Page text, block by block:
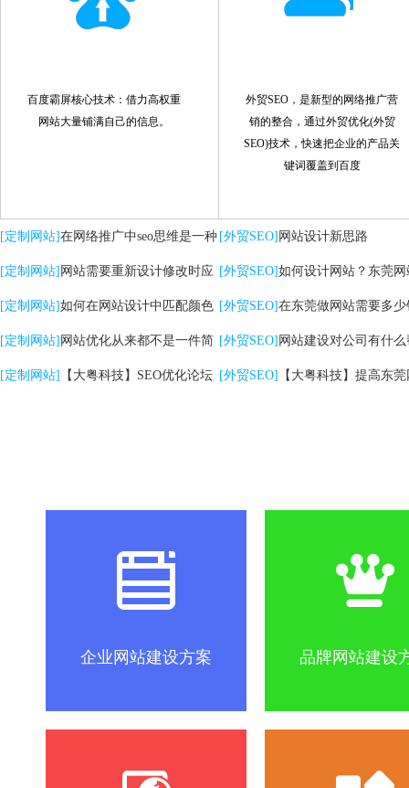
百度霸屏核心技术：借力高权重
网站大量铺满自己的信息。
外贸SEO，是新型的网络推广营
销的整合，通过外贸优化(外贸
SEO)技术，快速把企业的产品关
键词覆盖到百度
[定制网站]在网络推广中seo思维是一种
策略
[定制网站] 网站需要重新设计修改时应
注意哪些问题
[定制网站]如何在网站设计中匹配颜色
[定制网站] 网站优化从来都不是一件简
单的事情
[定制网站] 【大粤科技】SEO优化论坛
[外贸SEO] 网站设计新思路
[外贸SEO]如何设计网站？东莞网
计的核心是什么？
[外贸SEO]在东莞做网站需要多少
[外贸SEO] 网站建设对公司有什么
助？
[外贸SEO] 【大粤科技】提高东
企业网站建设方案 品牌网站建设